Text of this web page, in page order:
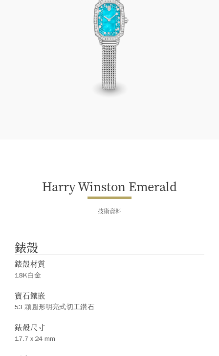
Harry Winston Emerald
技術資料
錶殼
錶殼材質
18K白金
寶石鑲嵌
53 顆圓形明亮式切工鑽石
錶殼尺寸
17.7 x 24 mm